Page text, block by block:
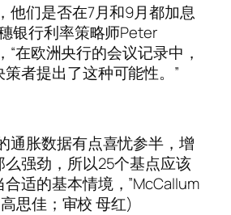
他们是否在7月和9月都加息
银行利率策略师Peter
“在欧洲央行的会议记录中，
者提出了这种可能性。”
通胀数据有点喜忧参半，增
强劲，所以25个基点应该
适的基本情境，”McCallum
思佳；审校 母红)